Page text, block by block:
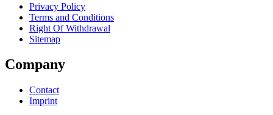
Privacy Policy
Terms and Conditions
Right Of Withdrawal
Sitemap
Company
Contact
Imprint